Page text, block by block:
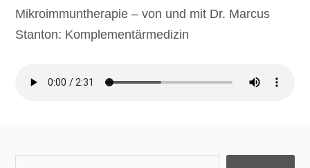
Mikroimmuntherapie – von und mit Dr. Marcus
Stanton: Komplementärmedizin